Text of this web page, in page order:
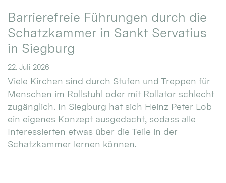
Barrierefreie Führungen durch die
Schatzkammer in Sankt Servatius
in Siegburg
22. Juli 2026
Viele Kirchen sind durch Stufen und Treppen für
Menschen im Rollstuhl oder mit Rollator schlecht
zugänglich. In Siegburg hat sich Heinz Peter Lob
ein eigenes Konzept ausgedacht, sodass alle
Interessierten etwas über die Teile in der
Schatzkammer lernen können.